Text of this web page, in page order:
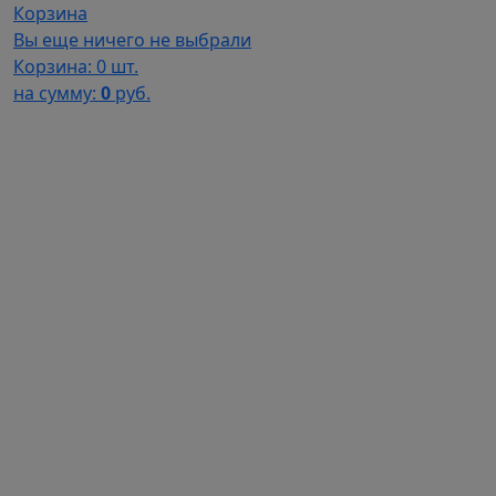
Корзина
Вы еще ничего не выбрали
Корзина: 0 шт.
на сумму: 0 руб.